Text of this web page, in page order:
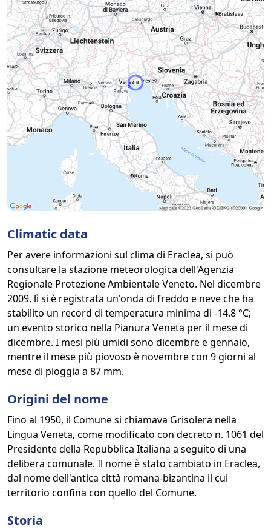
Climatic data
Per avere informazioni sul clima di Eraclea, si può
consultare la stazione meteorologica dell'Agenzia
Regionale Protezione Ambientale Veneto. Nel dicembre
2009, lì si è registrata un'onda di freddo e neve che ha
stabilito un record di temperatura minima di -14.8 °C;
un evento storico nella Pianura Veneta per il mese di
dicembre. I mesi più umidi sono dicembre e gennaio,
mentre il mese più piovoso è novembre con 9 giorni al
mese di pioggia a 87 mm.
Origini del nome
Fino al 1950, il Comune si chiamava Grisolera nella
Lingua Veneta, come modificato con decreto n. 1061 del
Presidente della Repubblica Italiana a seguito di una
delibera comunale. Il nome è stato cambiato in Eraclea,
dal nome dell'antica città romana-bizantina il cui
territorio confina con quello del Comune.
Storia